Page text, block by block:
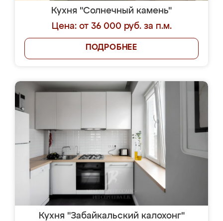
Кухня "Солнечный камень"
Цена: от 36 000 руб. за п.м.
ПОДРОБНЕЕ
Кухня "Забайкальский калохонг"